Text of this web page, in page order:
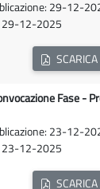
29-12-
29-12-2025
SCARICA
Fase -
23-12-
23-12-2025
SCARICA